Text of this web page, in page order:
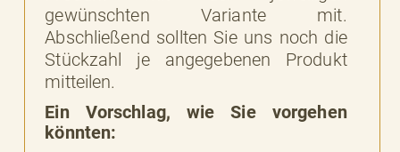
gewünschten Variante mit.
Abschließend sollten Sie uns noch die
Stückzahl je angegebenen Produkt
mitteilen.
Ein Vorschlag, wie Sie vorgehen
könnten: